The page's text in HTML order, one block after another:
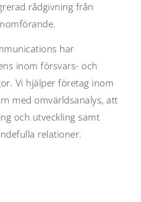
rådgivning från
har
inom försvars- och
Vi hjälper företag inom
med omvärldsanalys, att
och utveckling samt
relationer.